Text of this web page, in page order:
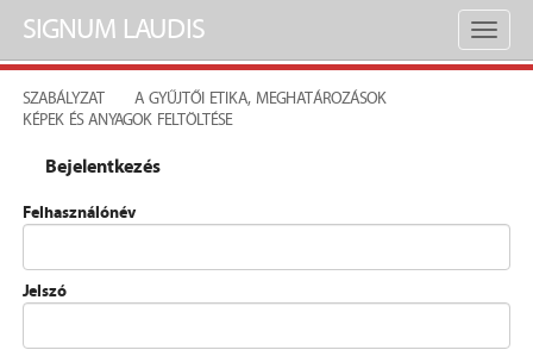
Toggle
SIGNUM LAUDIS
SZABÁLYZAT
A GYŰJTŐI ETIKA, MEGHATÁROZÁSOK
KÉPEK ÉS ANYAGOK FELTÖLTÉSE
Bejelentkezés
Felhasználónév
Jelszó